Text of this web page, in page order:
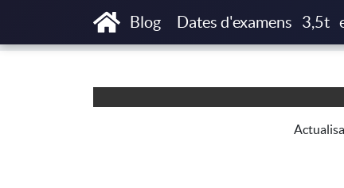
Blog Dates d'examens 3,5t
Accueil Articles Renouvellement